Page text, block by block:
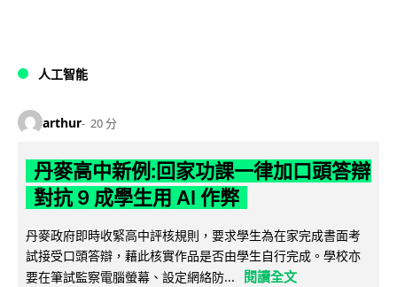
人工智能
arthur 20 分
丹麥高中新例:回家功課一律加口頭答辯
對抗 9 成學生用 AI 作弊
丹麥政府即時收緊高中評核規則，要求學生為在家完成書面考
試接受口頭答辯，藉此核實作品是否由學生自行完成。學校亦
要在筆試監察電腦螢幕、設定網絡防...
閱讀全文